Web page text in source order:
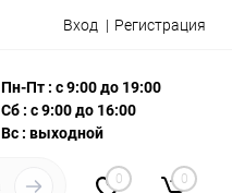
Вход Регистрация
Пн-Пт : с 9:00 до 19:00
Сб : с 9:00 до 16:00
Вс : выходной
0 0